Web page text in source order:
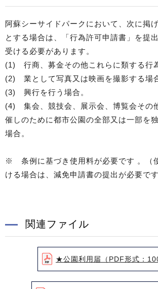
阿蘇シーサイドパークにおいて、次に掲
とする場合は、「行為許可申請書」を提
受ける必要があります。
(1) 行商、募金その他これらに類する行
(2) 業として写真又は映画を撮影する場
(3) 興行を行う場合。
(4) 集会、競技会、展示会、博覧会その
催しのために都市公園の全部又は一部を
場合。
※ 条例に基づき使用料が必要です 。（
ける場合は、減免申請書の提出が必要です
関連ファイル
★公園利用届（PDF形式：